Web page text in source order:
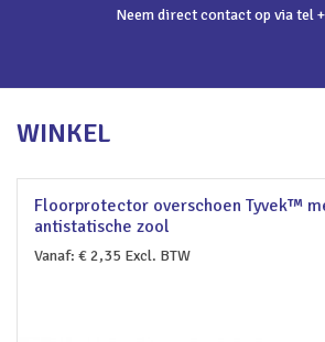
Neem direct contact op via tel
WINKEL
Floorprotector overschoen Tyvek™
antistatische zool
Vanaf: €2,35 Excl. BTW